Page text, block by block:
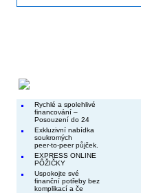
Rychlé a spolehlivé
financování –
Posouzení do 24
Exkluzivní nabídka
soukromých
peer-to-peer půjček.
EXPRESS ONLINE
PÔŽIČKY
Uspokojte své
finanční potřeby bez
komplikací a če